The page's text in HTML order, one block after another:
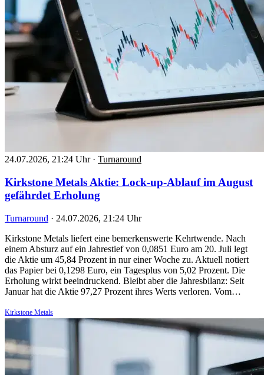
24.07.2026, 21:24 Uhr · Turnaround
Kirkstone Metals Aktie: Lock-up-Ablauf im August
gefährdet Erholung
Turnaround · 24.07.2026, 21:24 Uhr
Kirkstone Metals liefert eine bemerkenswerte Kehrtwende. Nach
einem Absturz auf ein Jahrestief von 0,0851 Euro am 20. Juli legt
die Aktie um 45,84 Prozent in nur einer Woche zu. Aktuell notiert
das Papier bei 0,1298 Euro, ein Tagesplus von 5,02 Prozent. Die
Erholung wirkt beeindruckend. Bleibt aber die Jahresbilanz: Seit
Januar hat die Aktie 97,27 Prozent ihres Werts verloren. Vom…
Kirkstone Metals